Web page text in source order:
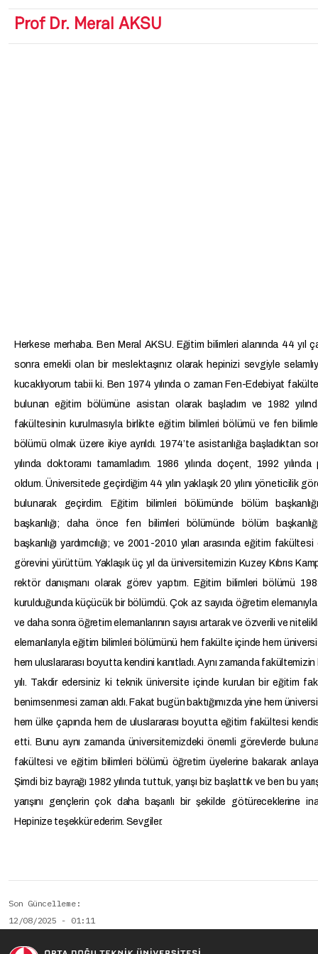
Prof Dr. Meral AKSU
Herkese merhaba. Ben Meral AKSU. Eğitim bilimleri alanında 44 yıl
sonra emekli olan bir meslektaşınız olarak hepinizi sevgiyle
kucaklıyorum tabii ki. Ben 1974 yılında o zaman Fen-Edebiyat
bulunan eğitim bölümüne asistan olarak başladım ve 1982
fakültesinin kurulmasıyla birlikte eğitim bilimleri bölümü ve fen
bölümü olmak üzere ikiye ayrıldı. 1974’te asistanlığa başladıktan
yılında doktoramı tamamladım. 1986 yılında doçent, 1992
oldum. Üniversitede geçirdiğim 44 yılın yaklaşık 20 yılını yöneticilik
bulunarak geçirdim. Eğitim bilimleri bölümünde bölüm
başkanlığı; daha önce fen bilimleri bölümünde bölüm
başkanlığı yardımcılığı; ve 2001-2010 yıları arasında eğitim fakültesi
görevini yürüttüm. Yaklaşık üç yıl da üniversitemizin Kuzey Kıbrıs
rektör danışmanı olarak görev yaptım. Eğitim bilimleri bölümü
kurulduğunda küçücük bir bölümdü. Çok az sayıda öğretim elemanıyla
ve daha sonra öğretim elemanlarının sayısı artarak ve özverili ve
elemanlarıyla eğitim bilimleri bölümünü hem fakülte içinde hem
hem uluslararası boyutta kendini kanıtladı. Aynı zamanda fakültemizin
yılı. Takdir edersiniz ki teknik üniversite içinde kurulan bir eğitim
benimsenmesi zaman aldı. Fakat bugün baktığımızda yine hem
hem ülke çapında hem de uluslararası boyutta eğitim fakültesi
etti. Bunu aynı zamanda üniversitemizdeki önemli görevlerde
fakültesi ve eğitim bilimleri bölümü öğretim üyelerine bakarak
Şimdi biz bayrağı 1982 yılında tuttuk, yarışı biz başlattık ve ben bu
yarışını gençlerin çok daha başarılı bir şekilde götüreceklerine
Hepinize teşekkür ederim. Sevgiler.
Son Güncelleme
12/08/2025 - 01:11